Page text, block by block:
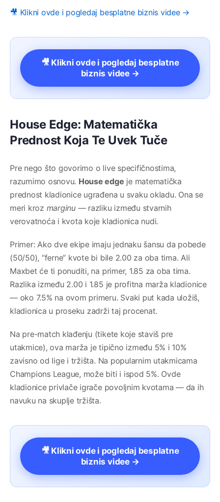
🎥 Klikni ovde i pogledaj besplatne biznis videe →
🎥 Klikni ovde i pogledaj besplatne
biznis videe →
House Edge: Matematička
Prednost Koja Te Uvek Tuče
Pre nego što govorimo o live specifičnostima,
razumimo osnovu. House edge je matematička
prednost kladionice ugrađena u svaku okladu. Ona se
meri kroz marginu— razliku između stvarnih
verovatnoća i kvota koje kladionica nudi.
Primer: Ako dve ekipe imaju jednaku šansu da pobede
(50/50), “ferne” kvote bi bile 2.00 za oba tima. Ali
Maxbet će ti ponuditi, na primer, 1.85 za oba tima.
Razlika između 2.00 i 1.85 je profitna marža kladionice
— oko 7.5% na ovom primeru. Svaki put kada uložiš,
kladionica u proseku zadrži taj procenat.
Na pre-match klađenju (tikete koje staviš pre
utakmice), ova marža je tipično između 5% i 10%
zavisno od lige i tržišta. Na popularnim utakmicama
Champions League, može biti i ispod 5%. Ovde
kladionice privlače igrače povoljnim kvotama — da ih
navuku na skuplje tržišta.
🎥 Klikni ovde i pogledaj besplatne
biznis videe →